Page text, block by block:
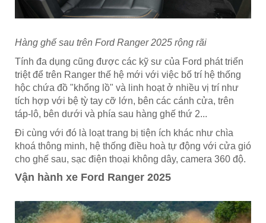
Hàng ghế sau trên Ford Ranger 2025 rộng rãi
Tính đa dụng cũng được các kỹ sư của Ford phát triển
triệt để trên Ranger thế hệ mới với việc bố trí hệ thống
hộc chứa đồ "khổng lồ" và linh hoạt ở nhiều vị trí như
tích hợp với bệ tỳ tay cỡ lớn, bên các cánh cửa, trên
táp-lô, bên dưới và phía sau hàng ghế thứ 2...
Đi cùng với đó là loạt trang bị tiện ích khác như chìa
khoá thông minh, hệ thống điều hoà tự động với cửa gió
cho ghế sau, sạc điện thoại không dây, camera 360 độ.
Vận hành xe Ford Ranger 2025